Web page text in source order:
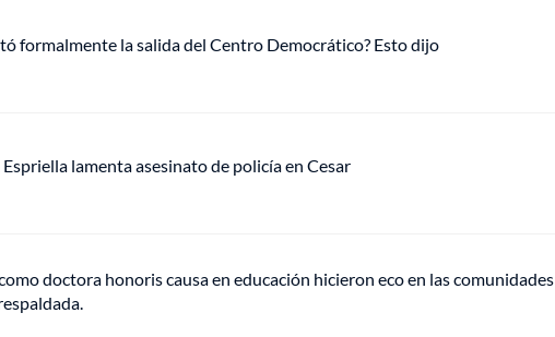
formalmente la salida del Centro Democrático? Esto dijo
lamenta asesinato de policía en Cesar
doctora honoris causa en educación hicieron eco en las comunidades